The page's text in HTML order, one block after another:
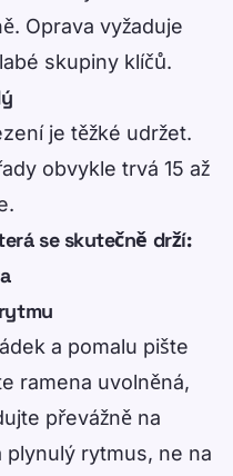
Oprava vyžaduje
skupiny klíčů.
je těžké udržet.
obvykle trvá 15 až
se skutečně drží:
a pomalu pište
ramena uvolněná,
převážně na
plynulý rytmus, ne na